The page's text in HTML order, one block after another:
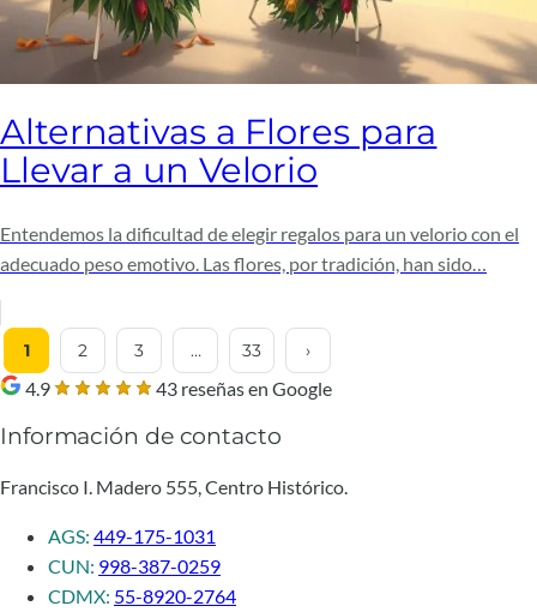
Alternativas a Flores para
Llevar a un Velorio
Entendemos la dificultad de elegir regalos para un velorio con el
adecuado peso emotivo. Las flores, por tradición, han sido…
1 2 3 … 33 ›
4.9 43 reseñas en Google
Información de contacto
Francisco I. Madero 555, Centro Histórico.
AGS: 449-175-1031
CUN: 998-387-0259
CDMX: 55-8920-2764